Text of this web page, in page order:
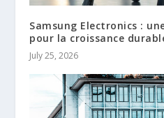
Samsung Electronics :
pour la croissance
July 25, 2026